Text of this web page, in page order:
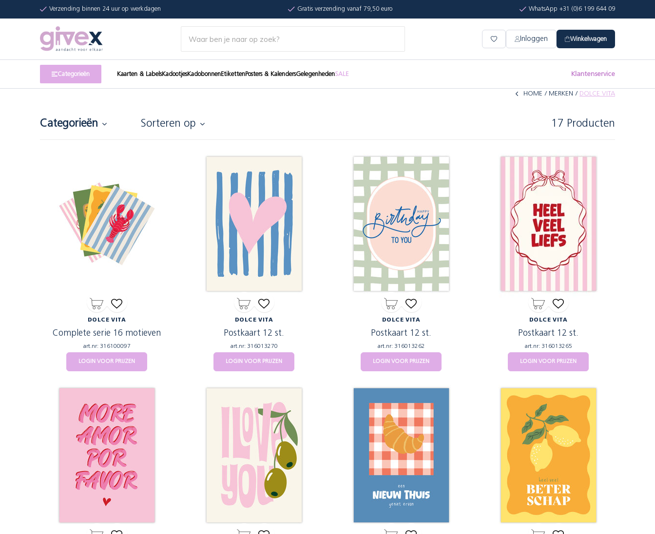
Verzending binnen 24 uur op werkdagen Gratis verzending vanaf 79,50 euro WhatsApp +31 (0)6 199 644 09
Inloggen Winkelwagen
Categorieën Kaarten & LabelsKadootjesKadobonnenEtikettenPosters & KalendersGelegenhedenSALE Klantenservice
HOME MERKEN DOLCE VITA
Categorieën Sorteren op 17 Producten
DOLCE VITA
Complete serie 16 motieven
art.nr: 316100097
LOGIN VOOR PRIJZEN
DOLCE VITA
Postkaart 12 st.
art.nr: 316013270
LOGIN VOOR PRIJZEN
DOLCE VITA
Postkaart 12 st.
art.nr: 316013262
LOGIN VOOR PRIJZEN
DOLCE VITA
Postkaart 12 st.
art.nr: 316013265
LOGIN VOOR PRIJZEN